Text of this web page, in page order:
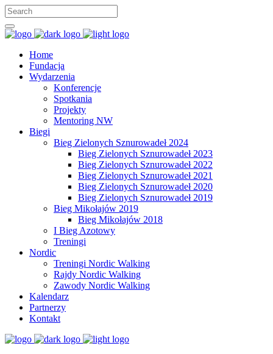
Home
Fundacja
Wydarzenia
Konferencje
Spotkania
Projekty
Mentoring NW
Biegi
Bieg Zielonych Sznurowadeł 2024
Bieg Zielonych Sznurowadeł 2023
Bieg Zielonych Sznurowadeł 2022
Bieg Zielonych Sznurowadeł 2021
Bieg Zielonych Sznurowadeł 2020
Bieg Zielonych Sznurowadeł 2019
Bieg Mikołajów 2019
Bieg Mikołajów 2018
I Bieg Azotowy
Treningi
Nordic
Treningi Nordic Walking
Rajdy Nordic Walking
Zawody Nordic Walking
Kalendarz
Partnerzy
Kontakt